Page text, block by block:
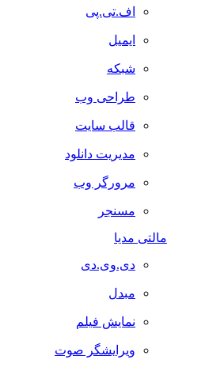
اف.تی.پی
ایمیل
شبکه
طراحی وب
قالب سایت
مدیریت دانلود
مرورگر وب
مسنجر
مالتی مدیا
دی.وی.دی
مبدل
نمایش فیلم
ویرایشگر صوت